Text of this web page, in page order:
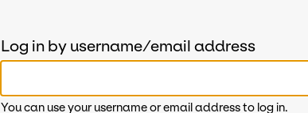
Log in by username/email address
You can use your username or email address to log in.